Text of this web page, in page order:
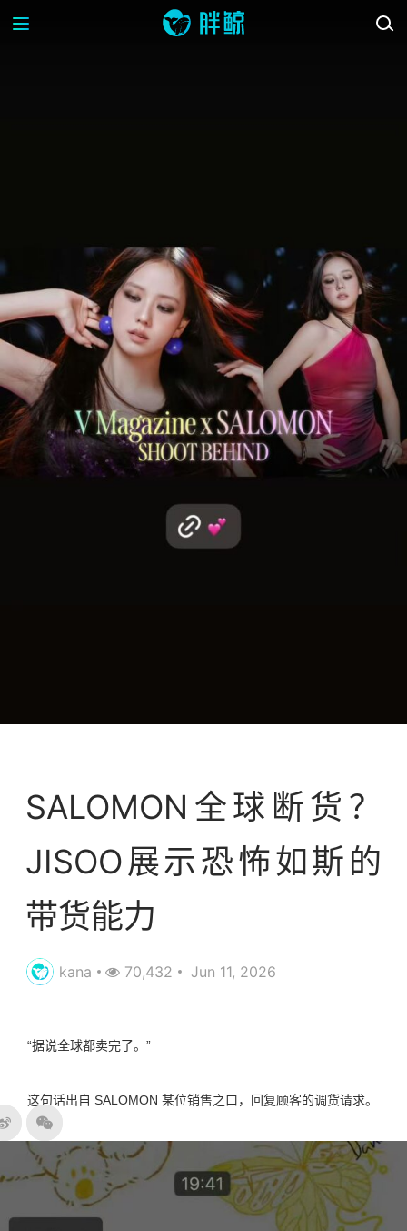
SALOMON全球断货？
JISOO展示恐怖如斯的
带货能力
kana 70,432 Jun 11, 2026
“据说全球都卖完了。”
这句话出自 SALOMON 某位销售之口，回复顾客的调货请求。